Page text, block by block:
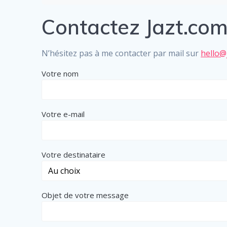
Contactez Jazt.com
N’hésitez pas à me contacter par mail sur
Votre nom
Votre e-mail
Votre destinataire
Objet de votre message